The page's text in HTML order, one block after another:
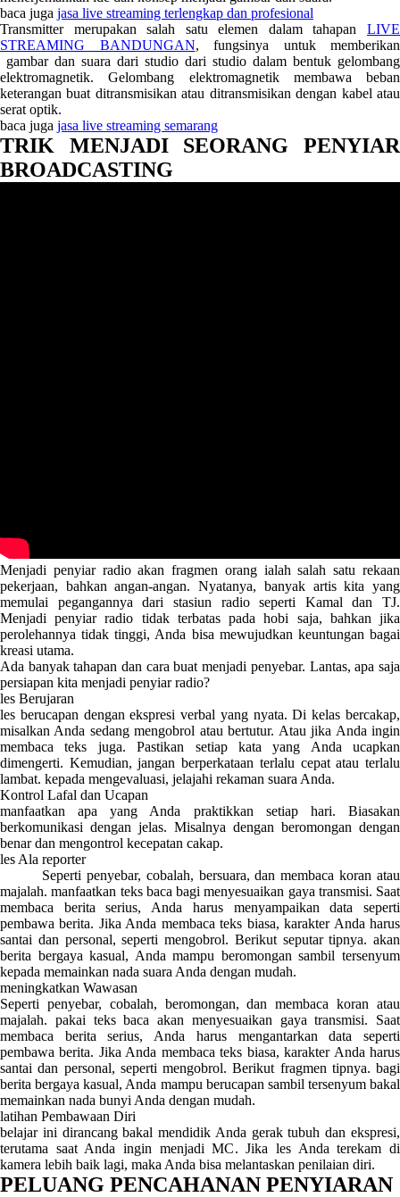
baca juga jasa live streaming terlengkap dan profesional
Transmitter merupakan salah satu elemen dalam tahapan LIVE
STREAMING BANDUNGAN, fungsinya untuk memberikan
gambar dan suara dari studio dari studio dalam bentuk gelombang
elektromagnetik. Gelombang elektromagnetik membawa beban
keterangan buat ditransmisikan atau ditransmisikan dengan kabel atau
serat optik.
baca juga jasa live streaming semarang
TRIK MENJADI SEORANG PENYIAR
BROADCASTING
Menjadi penyiar radio akan fragmen orang ialah salah satu rekaan
pekerjaan, bahkan angan-angan. Nyatanya, banyak artis kita yang
memulai pegangannya dari stasiun radio seperti Kamal dan TJ.
Menjadi penyiar radio tidak terbatas pada hobi saja, bahkan jika
perolehannya tidak tinggi, Anda bisa mewujudkan keuntungan bagai
kreasi utama.
Ada banyak tahapan dan cara buat menjadi penyebar. Lantas, apa saja
persiapan kita menjadi penyiar radio?
les Berujaran
les berucapan dengan ekspresi verbal yang nyata. Di kelas bercakap,
misalkan Anda sedang mengobrol atau bertutur. Atau jika Anda ingin
membaca teks juga. Pastikan setiap kata yang Anda ucapkan
dimengerti. Kemudian, jangan berperkataan terlalu cepat atau terlalu
lambat. kepada mengevaluasi, jelajahi rekaman suara Anda.
Kontrol Lafal dan Ucapan
manfaatkan apa yang Anda praktikkan setiap hari. Biasakan
berkomunikasi dengan jelas. Misalnya dengan beromongan dengan
benar dan mengontrol kecepatan cakap.
les Ala reporter
Seperti penyebar, cobalah, bersuara, dan membaca koran atau
majalah. manfaatkan teks baca bagi menyesuaikan gaya transmisi. Saat
membaca berita serius, Anda harus menyampaikan data seperti
pembawa berita. Jika Anda membaca teks biasa, karakter Anda harus
santai dan personal, seperti mengobrol. Berikut seputar tipnya. akan
berita bergaya kasual, Anda mampu beromongan sambil tersenyum
kepada memainkan nada suara Anda dengan mudah.
meningkatkan Wawasan
Seperti penyebar, cobalah, beromongan, dan membaca koran atau
majalah. pakai teks baca akan menyesuaikan gaya transmisi. Saat
membaca berita serius, Anda harus mengantarkan data seperti
pembawa berita. Jika Anda membaca teks biasa, karakter Anda harus
santai dan personal, seperti mengobrol. Berikut fragmen tipnya. bagi
berita bergaya kasual, Anda mampu berucapan sambil tersenyum bakal
memainkan nada bunyi Anda dengan mudah.
latihan Pembawaan Diri
belajar ini dirancang bakal mendidik Anda gerak tubuh dan ekspresi,
terutama saat Anda ingin menjadi MC. Jika les Anda terekam di
kamera lebih baik lagi, maka Anda bisa melantaskan penilaian diri.
PELUANG PENCAHANAN PENYIARAN